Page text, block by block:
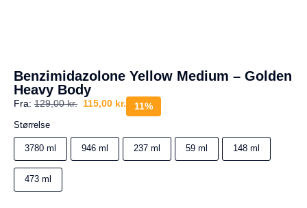
t
u
r
Din
kurv
er
tom.
Benzimidazolone Yellow Medium – Golden
Heavy Body
Fra: 129,00kr. 115,00 kr. 11%
Størrelse
3780 ml 946 ml 237 ml 59 ml 148 ml
473 ml